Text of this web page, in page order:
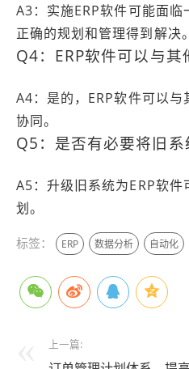
A3：实施ERP软件可能面
正确的规划和管理得到解决。
Q4：ERP软件可以与其
A4：是的，ERP软件可以
协同。
Q5：是否有必要将旧系
A5：升级旧系统为ERP软
划。
标签： ERP 数据分析 自动化
上一篇: